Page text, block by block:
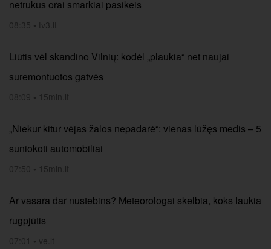
netrukus orai smarkiai pasikeis
08:35 • tv3.lt
Liūtis vėl skandino Vilnių: kodėl „plaukia“ net naujai
suremontuotos gatvės
08:09 • 15min.lt
„Niekur kitur vėjas žalos nepadarė“: vienas lūžęs medis – 5
suniokoti automobiliai
07:50 • 15min.lt
Ar vasara dar nustebins? Meteorologai skelbia, koks laukia
rugpjūtis
07:01 • ve.lt